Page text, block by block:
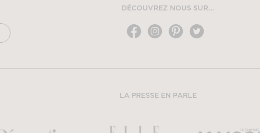
DÉCOUVREZ NOUS SUR...
LA PRESSE EN PARLE